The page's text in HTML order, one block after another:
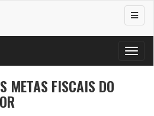
Alterar
Alterar
METAS FISCAIS DO